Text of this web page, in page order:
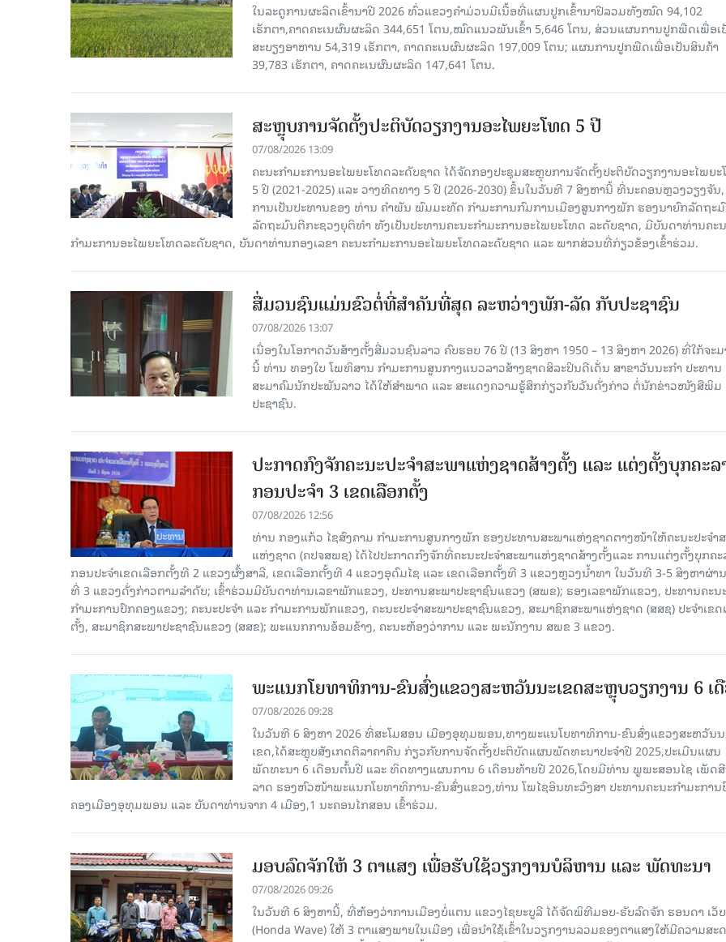
ໃນລະດູການຜະລິດເຂົ້ານາປີ 2026 ທົ່ວແຂວງຄໍາມ່ວນມີເນື້ອທີ່ແຜນປູກເຂົ້ານາປີລວມທັງໝົດ 94,102
ເຮັກຕາ,ຄາດຄະເນຜົນຜະລິດ 344,651 ໂຕນ,ໝົດແນວພັນເຂົ້າ 5,646 ໂຕນ, ສ່ວນແຜນການປູກພືດເພື່ອເ
ສະບຽງອາຫານ 54,319 ເຮັກຕາ, ຄາດຄະເນຜົນຜະລິດ 197,009 ໂຕນ; ແຜນການປູກພືດເພື່ອເປັນສິນຄ້າ
39,783 ເຮັກຕາ, ຄາດຄະເນຜົນຜະລິດ 147,641 ໂຕນ.
ສະຫຼຸບການຈັດຕັ້ງປະຕິບັດວຽກງານອະໄພຍະໂທດ 5 ປີ
07/08/2026 13:09
ຄະນະກຳມະການອະໄພຍະໂທດລະດັບຊາດ ໄດ້ຈັດກອງປະຊຸມສະຫຼຸບການຈັດຕັ້ງປະຕິບັດວຽກງານອະໄພຍ
5 ປີ (2021-2025) ແລະ ວາງທິດທາງ 5 ປີ (2026-2030) ຂຶ້ນໃນວັນທີ 7 ສິງຫານີ້ ທີ່ນະຄອນຫຼວງວຽງຈັນ
ການເປັນປະທານຂອງ ທ່ານ ຄໍາພັນ ພົມມະທັດ ກຳມະການກົມການເມືອງສູນກາງພັກ ຮອງນາຍົກລັດຖະ
ລັດຖະມົນຕີກະຊວງຍຸຕິທຳ ທັງເປັນປະທານຄະນະກຳມະການອະໄພຍະໂທດ ລະດັບຊາດ, ມີບັນດາທ່ານຄະ
ກໍາມະການອະໄພຍະໂທດລະດັບຊາດ, ບັນດາທ່ານກອງເລຂາ ຄະນະກຳມະການອະໄພຍະໂທດລະດັບຊາດ ແລະ ພາກສ່ວນທີ່ກ່ຽວຂ້ອງເຂົ້າຮ່ວມ.
ສື່ມວນຊົນແມ່ນຂົວຕໍ່ທີ່ສໍາຄັນທີ່ສຸດ ລະຫວ່າງພັກ-ລັດ ກັບປະຊາຊົນ
07/08/2026 13:07
ເນື່ອງໃນໂອກາດວັນສ້າງຕັ້ງສື່ມວນຊົນລາວ ຄົບຮອບ 76 ປີ (13 ສິງຫາ 1950 – 13 ສິງຫາ 2026) ທີ່ໃກ້ຈະມ
ນີ້ ທ່ານ ທອງໃບ ໂພທິສານ ກໍາມະການສູນກາງແນວລາວສ້າງຊາດສິລະປິນດີເດັ່ນ ສາຂາວັນນະກໍາ ປະທານ
ສະມາຄົມນັກປະພັນລາວ ໄດ້ໃຫ້ສໍາພາດ ແລະ ສະແດງຄວາມຮູ້ສຶກກ່ຽວກັບວັນດັ່ງກ່າວ ຕໍ່ນັກຂ່າວໜັງສືພິມ
ປະຊາຊົນ.
ປະກາດກົງຈັກຄະນະປະຈໍາສະພາແຫ່ງຊາດສ້າງຕັ້ງ ແລະ ແຕ່ງຕັ້ງບຸກຄະລ
ກອນປະຈໍາ 3 ເຂດເລືອກຕັ້ງ
07/08/2026 12:56
ທ່ານ ກອງແກ້ວ ໄຊສົງຄາມ ກຳມະການສູນກາງພັກ ຮອງປະທານສະພາແຫ່ງຊາດຕາງໜ້າໃຫ້ຄະນະປະຈໍາ
ແຫ່ງຊາດ (ຄປຈສພຊ) ໄດ້ໄປປະກາດກົງຈັກທີ່ຄະນະປະຈໍາສະພາແຫ່ງຊາດສ້າງຕັ້ງແລະ ການແຕ່ງຕັ້ງບຸກຄະ
ກອນປະຈໍາເຂດເລືອກຕັ້ງທີ 2 ແຂວງຜົ້ງສາລີ, ເຂດເລືອກຕັ້ງທີ 4 ແຂວງອຸດົມໄຊ ແລະ ເຂດເລືອກຕັ້ງທີ 3 ແຂວງຫຼວງນ້ຳທາ ໃນວັນທີ 3-5 ສິງຫາຜ່າ
ທີ່ 3 ແຂວງດັ່ງກ່າວຕາມລຳດັບ; ເຂົ້າຮ່ວມມີບັນດາທ່ານເລຂາພັກແຂວງ, ປະທານສະພາປະຊາຊົນແຂວງ (ສພຂ); ຮອງເລຂາພັກແຂວງ, ປະທານຄະນ
ກໍາມະການປົກຄອງແຂວງ; ຄະນະປະຈໍາ ແລະ ກໍາມະການພັກແຂວງ, ຄະນະປະຈໍາສະພາປະຊາຊົນແຂວງ, ສະມາຊິກສະພາແຫ່ງຊາດ (ສສຊ) ປະຈໍາເຂດ
ຕັ້ງ, ສະມາຊິກສະພາປະຊາຊົນແຂວງ (ສສຂ); ພະແນກການອ້ອມຂ້າງ, ຄະນະຫ້ອງວ່າການ ແລະ ພະນັກງານ ສພຂ 3 ແຂວງ.
ພະແນກໂຍທາທິການ-ຂົນສົ່ງແຂວງສະຫວັນນະເຂດສະຫຼຸບວຽກງານ 6 ເ
07/08/2026 09:28
ໃນວັນທີ 6 ສິງຫາ 2026 ທີ່ສະໂມສອນ ເມືອງອຸທຸມພອນ,ທາງພະແນໂຍທາທິການ-ຂົນສົ່ງແຂວງສະຫວັນ
ເຂດ,ໄດ້ສະຫຼຸບສັງເກດຕີລາຄາຄືນ ກ່ຽວກັບການຈັດຕັ້ງປະຕິບັດແຜນພັດທະນາປະຈໍາປີ 2025,ປະເມີນແຜນ
ພັດທະນາ 6 ເດືອນຕົ້ນປີ ແລະ ທິດທາງແຜນການ 6 ເດືອນທ້າຍປີ 2026,ໂດຍມີທ່ານ ພູພະສອນໄຊ ເພັດ
ລາດ ຮອງຫົວໜ້າພະແນກໂຍທາທິການ-ຂົນສົ່ງແຂວງ,ທ່ານ ໂພໄຊອິນທະວົງສາ ປະທານຄະນະກໍາມະການ
ຄອງເມືອງອຸທຸມພອນ ແລະ ບັນດາທ່ານຈາກ 4 ເມືອງ,1 ນະຄອນໄກສອນ ເຂົ້າຮ່ວມ.
ມອບລົດຈັກໃຫ້ 3 ຕາແສງ ເພື່ອຮັບໃຊ້ວຽກງານບໍລິຫານ ແລະ ພັດທະນາ
07/08/2026 09:26
ໃນວັນທີ 6 ສິງຫານີ້, ທີ່ຫ້ອງວ່າການເມືອງບໍ່ແຕນ ແຂວງໄຊຍະບູລີ ໄດ້ຈັດພິທີມອບ-ຮັບລົດຈັກ ຮອນດາ ເວັບ
(Honda Wave) ໃຫ້ 3 ຕາແສງພາຍໃນເມືອງ ເພື່ອນໍາໃຊ້ເຂົ້າໃນວຽກງານລວມຂອງຕາແສງໃຫ້ມີຄວາມສະ